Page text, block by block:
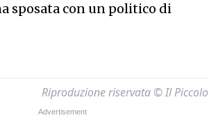
sposata con un politico di
Riproduzione riservata © Il Piccolo